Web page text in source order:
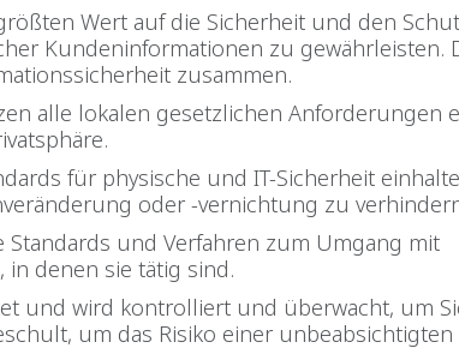
Wert auf die Sicherheit und den
Kundeninformationen zu gewährleisten.
zusammen.
alle lokalen gesetzlichen Anforderungen
für physische und IT-Sicherheit
oder -vernichtung zu
und Verfahren zum Umgang mit
denen sie tätig sind.
und wird kontrolliert und überwacht, um
um das Risiko einer unbeabsichtigten